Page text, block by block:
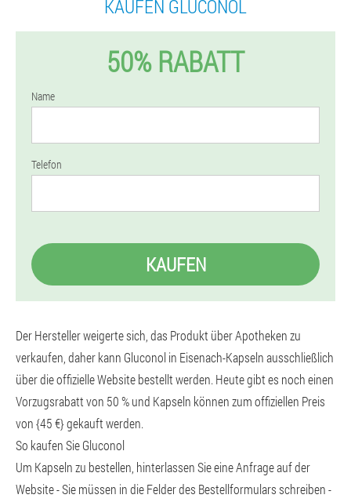
KAUFEN GLUCONOL
50% RABATT
Name
Telefon
KAUFEN
Der Hersteller weigerte sich, das Produkt über Apotheken zu
verkaufen, daher kann Gluconol in Eisenach-Kapseln ausschließlich
über die offizielle Website bestellt werden. Heute gibt es noch einen
Vorzugsrabatt von 50 % und Kapseln können zum offiziellen Preis
von {45 €} gekauft werden.
So kaufen Sie Gluconol
Um Kapseln zu bestellen, hinterlassen Sie eine Anfrage auf der
Website - Sie müssen in die Felder des Bestellformulars schreiben -